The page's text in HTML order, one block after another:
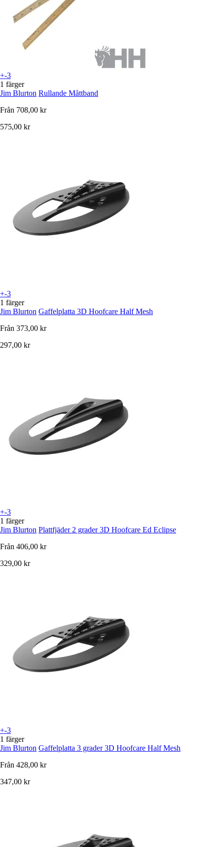
+-3
1 färger
Jim Blurton Rullande Måttband
Från 708,00 kr
575,00 kr
+-3
1 färger
Jim Blurton Gaffelplatta 3D Hoofcare Half Mesh
Från 373,00 kr
297,00 kr
+-3
1 färger
Jim Blurton Plattfjäder 2 grader 3D Hoofcare Ed Eclipse
Från 406,00 kr
329,00 kr
+-3
1 färger
Jim Blurton Gaffelplatta 3 grader 3D Hoofcare Half Mesh
Från 428,00 kr
347,00 kr